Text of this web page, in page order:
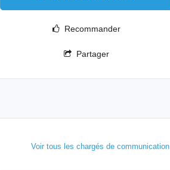
Recommander
Partager
Voir tous les chargés de communication